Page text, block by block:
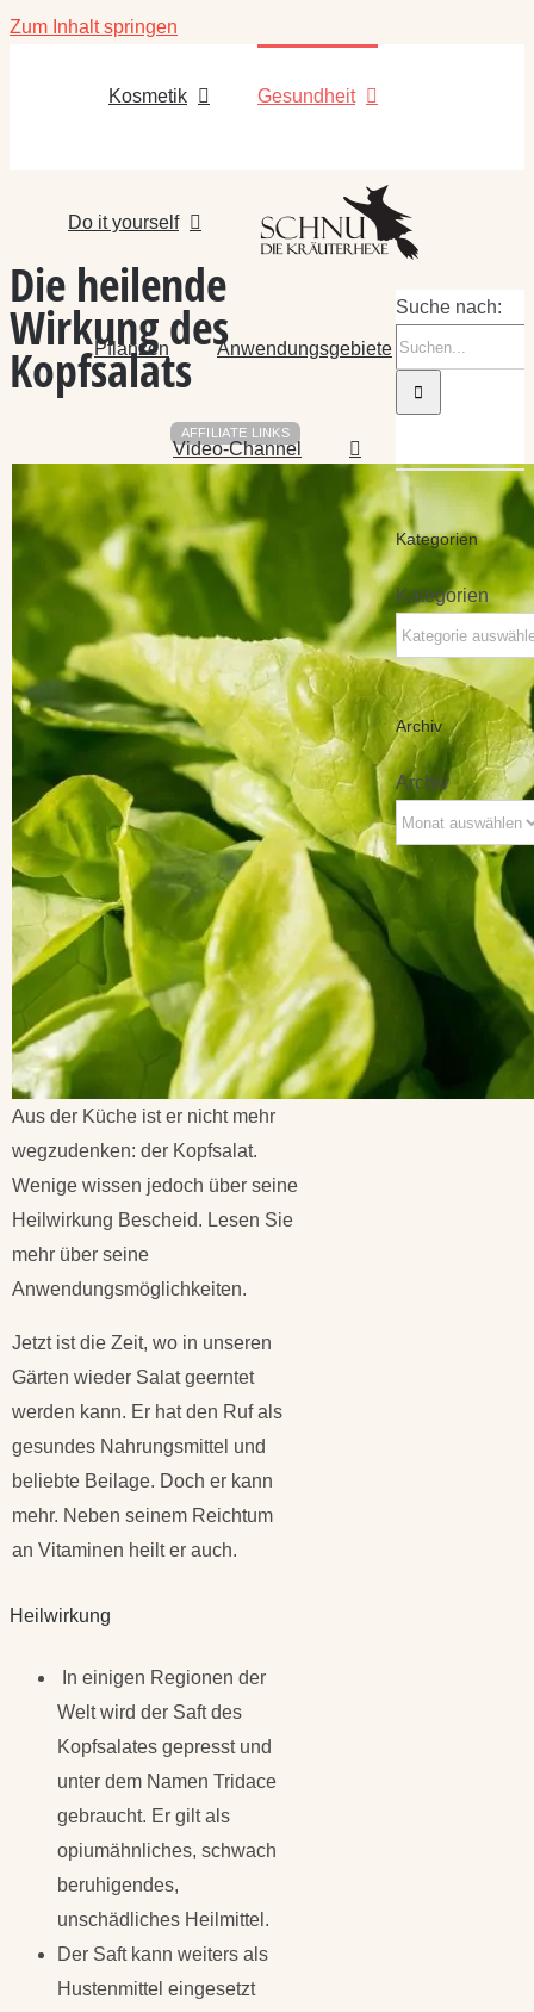
Zum Inhalt springen
Kosmetik Gesundheit
Do it yourself
Pflanzen Anwendungsgebiete
Video-Channel
Die heilende
Wirkung des
Kopfsalats
AFFILIATE LINKS
Aus der Küche ist er nicht mehr
wegzudenken: der Kopfsalat.
Wenige wissen jedoch über seine
Heilwirkung Bescheid. Lesen Sie
mehr über seine
Anwendungsmöglichkeiten.
Jetzt ist die Zeit, wo in unseren
Gärten wieder Salat geerntet
werden kann. Er hat den Ruf als
gesundes Nahrungsmittel und
beliebte Beilage. Doch er kann
mehr. Neben seinem Reichtum
an Vitaminen heilt er auch.
Heilwirkung
In einigen Regionen der
Welt wird der Saft des
Kopfsalates gepresst und
unter dem Namen Tridace
gebraucht. Er gilt als
opiumähnliches, schwach
beruhigendes,
unschädliches Heilmittel.
Der Saft kann weiters als
Hustenmittel eingesetzt
Suche nach:
Kategorien
Kategorien
Archiv
Archiv